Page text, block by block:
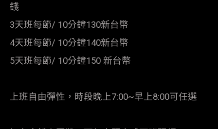
錢
3天班每節/ 10分鐘130新台幣
4天班每節/ 10分鐘140新台幣
5天班每節/ 10分鐘150 新台幣
上班自由彈性，時段晚上7:00~早上8:00可任選